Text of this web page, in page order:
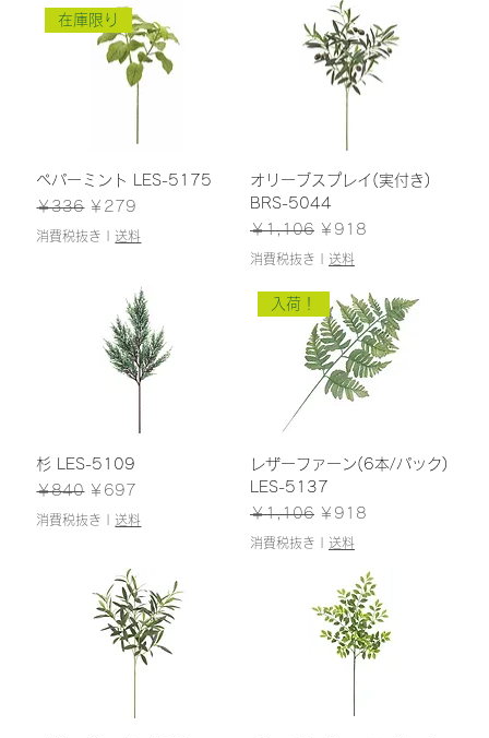
在庫限り
ペパーミント LES-5175
通常価格
￥336 セール価格
￥279
消費税抜き 送料
オリーブスプレイ(実付き)
BRS-5044
通常価格
￥1,106 セール価格
￥918
消費税抜き 送料
杉 LES-5109
通常価格
￥840 セール価格
￥697
消費税抜き 送料
入荷！
レザーファーン(6本/パック)
LES-5137
通常価格
￥1,106 セール価格
￥918
消費税抜き 送料